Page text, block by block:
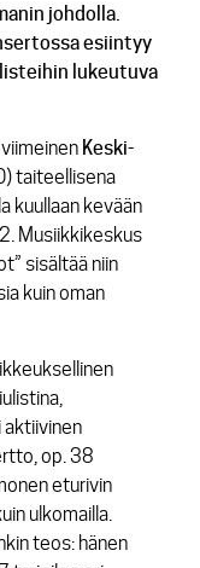
johdolla.
esiintyy
lukeutuva
viimeinen Keski-
taiteellisena
kuullaan kevään
Musiikkikeskus
sisältää niin
kuin oman
aktiivinen
op. 38
eturivin
ulkomailla.
teos: hänen